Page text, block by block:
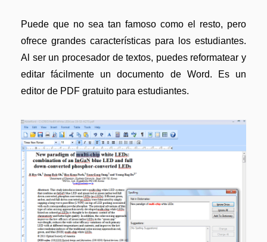
Puede que no sea tan famoso como el resto, pero
ofrece grandes características para los estudiantes.
Al ser un procesador de textos, puedes reformatear y
editar fácilmente un documento de Word. Es un
editor de PDF gratuito para estudiantes.